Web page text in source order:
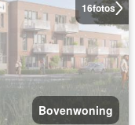
16fotos
Bovenwoning